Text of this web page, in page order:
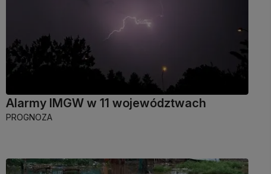
Alarmy IMGW w 11 województwach
PROGNOZA